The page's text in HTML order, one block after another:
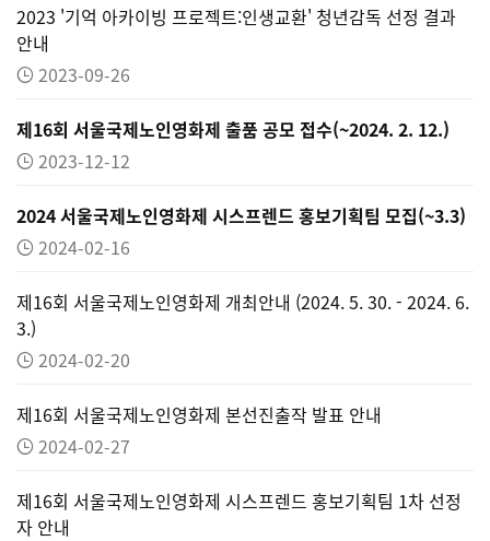
2023 '기억 아카이빙 프로젝트:인생교환' 청년감독 선정 결과
안내
2023-09-26
제16회 서울국제노인영화제 출품 공모 접수(~2024. 2. 12.)
2023-12-12
2024 서울국제노인영화제 시스프렌드 홍보기획팀 모집(~3.3)
2024-02-16
제16회 서울국제노인영화제 개최안내 (2024. 5. 30. - 2024. 6.
3.)
2024-02-20
제16회 서울국제노인영화제 본선진출작 발표 안내
2024-02-27
제16회 서울국제노인영화제 시스프렌드 홍보기획팀 1차 선정
자 안내